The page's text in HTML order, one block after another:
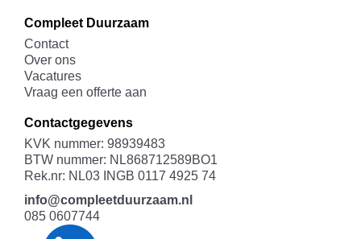
Compleet Duurzaam
Contact
Over ons
Vacatures
Vraag een offerte aan
Contactgegevens
KVK nummer: 98939483
BTW nummer: NL868712589BO1
Rek.nr: NL03 INGB 0117 4925 74
info@compleetduurzaam.nl
085 0607744